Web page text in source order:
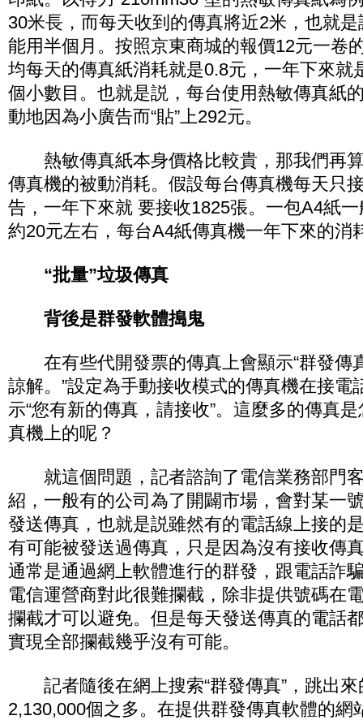
30米長，而每天收到的傳真將近2米，也就
能用半個月。按照京東商城的報價12元一卷
均每天的傳真紙消耗就是0.8元，一年下來就
個小數目。也就是説，每台使用熱敏傳真紙
動地因為小廣告而“貼”上292元。
熱敏傳真紙本身價格比較貴，那我們再
傳真機的被動消耗。假設每台傳真機每天只
告，一年下來就 要接收1825張。一包A4紙
約20元左右，每台A4紙傳真機一年下來的消
“批量”垃圾傳真
背後是群發軟體搗鬼
在有些代開發票的傳真上會顯示“群發傳
諒解。”設定為手動接收模式的傳真機在接電
示“您有新的傳真，請接收”。這麼多的傳真
真機上的呢？
就這個問題，記者諮詢了電信業務部門
紹，一般有的公司為了開闢市場，會對某一
發送傳真，也就是説雖然有的電話線上接的
有可能被發送過傳真，只是因為沒有接收傳
通常是通過網上軟體進行的群發，跟電話詐
電信運營商對此很難攔截，除非提供號碼在
攔截才可以避免。但是每天發送傳真的電話
實現全部攔截幾乎沒有可能。
記者隨後在網上搜索“群發傳真”，跳出來
2,130,000個之多。在提供群發傳真軟體的網